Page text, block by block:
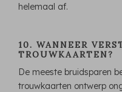
helemaal af.
10. WANNEER
TROUWKAARTEN?
De meeste bruidsparen
trouwkaarten ontwerp